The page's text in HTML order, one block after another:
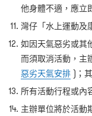
他身體不適，應立
灣仔「水上運動及
如因天氣惡劣或其
而須取消活動，主
惡劣天氣安排 )；
所有活動行程或內
主辦單位將於活動